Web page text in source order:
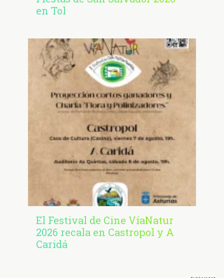
en Tol
El Festival de Cine VíaNatur
2026 recala en Castropol y A
Caridá